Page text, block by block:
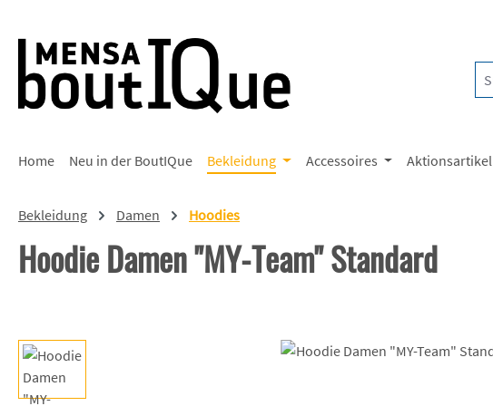
Home Neu in der BoutIQue Bekleidung Accessoires Aktionsartikel
Bekleidung Damen Hoodies
Hoodie Damen "MY-Team" Standard
Bildergalerie überspringen